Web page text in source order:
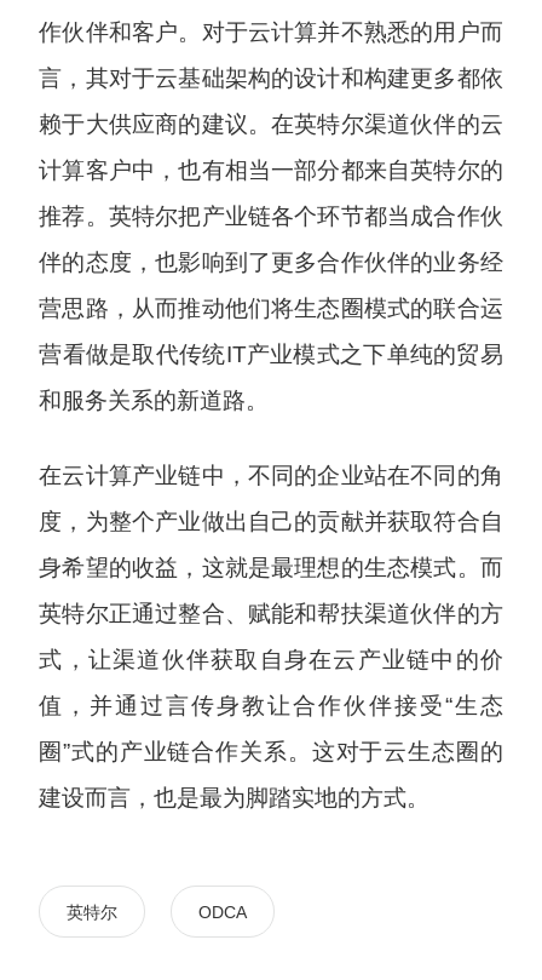
作伙伴和客户。对于云计算并不熟悉的用户而
言，其对于云基础架构的设计和构建更多都依
赖于大供应商的建议。在英特尔渠道伙伴的云
计算客户中，也有相当一部分都来自英特尔的
推荐。英特尔把产业链各个环节都当成合作伙
伴的态度，也影响到了更多合作伙伴的业务经
营思路，从而推动他们将生态圈模式的联合运
营看做是取代传统IT产业模式之下单纯的贸易
和服务关系的新道路。
在云计算产业链中，不同的企业站在不同的角
度，为整个产业做出自己的贡献并获取符合自
身希望的收益，这就是最理想的生态模式。而
英特尔正通过整合、赋能和帮扶渠道伙伴的方
式，让渠道伙伴获取自身在云产业链中的价
值，并通过言传身教让合作伙伴接受“生态
圈”式的产业链合作关系。这对于云生态圈的
建设而言，也是最为脚踏实地的方式。
英特尔 ODCA